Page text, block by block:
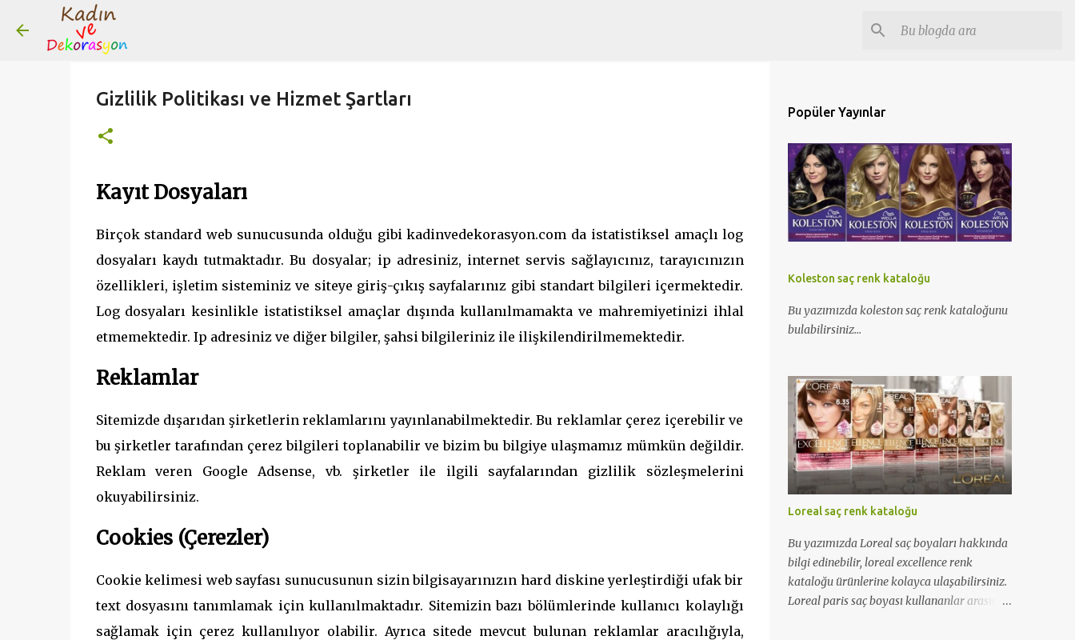
Gizlilik Politikası ve Hizmet Şartları
Kayıt Dosyaları
Birçok standard web sunucusunda olduğu gibi kadinvedekorasyon.com da istatistiksel amaçlı log
dosyaları kaydı tutmaktadır. Bu dosyalar; ip adresiniz, internet servis sağlayıcınız, tarayıcınızın
özellikleri, işletim sisteminiz ve siteye giriş-çıkış sayfalarınız gibi standart bilgileri içermektedir.
Log dosyaları kesinlikle istatistiksel amaçlar dışında kullanılmamakta ve mahremiyetinizi ihlal
etmemektedir. Ip adresiniz ve diğer bilgiler, şahsi bilgileriniz ile ilişkilendirilmemektedir.
Reklamlar
Sitemizde dışarıdan şirketlerin reklamlarını yayınlanabilmektedir. Bu reklamlar çerez içerebilir ve
bu şirketler tarafından çerez bilgileri toplanabilir ve bizim bu bilgiye ulaşmamız mümkün değildir.
Reklam veren Google Adsense, vb. şirketler ile ilgili sayfalarından gizlilik sözleşmelerini
okuyabilirsiniz.
Cookies (Çerezler)
Cookie kelimesi web sayfası sunucusunun sizin bilgisayarınızın hard diskine yerleştirdiği ufak bir
text dosyasını tanımlamak için kullanılmaktadır. Sitemizin bazı bölümlerinde kullanıcı kolaylığı
sağlamak için çerez kullanılıyor olabilir. Ayrıca sitede mevcut bulunan reklamlar aracılığıyla,
Popüler Yayınlar
Koleston saç renk kataloğu
Bu yazımızda koleston saç renk kataloğunu
bulabilirsiniz...
Loreal saç renk kataloğu
Bu yazımızda Loreal saç boyaları hakkında
bilgi edinebilir, loreal excellence renk
kataloğu ürünlerine kolayca ulaşabilirsiniz.
Loreal paris saç boyası kullananlar arasına